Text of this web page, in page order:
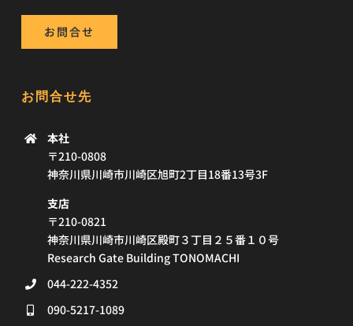
お問合せ
お問合せ先
本社
〒210-0808
神奈川県川崎市川崎区旭町2丁目18番13号3F
支店
〒210-0821
神奈川県川崎市川崎区殿町３丁目２５番１０号
Research Gate Building TONOMACHI
044-222-4352
090-5217-1089